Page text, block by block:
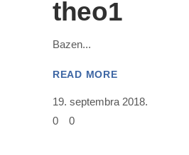
theo1
Bazen
READ MORE
19. septembra 2018.
0
0